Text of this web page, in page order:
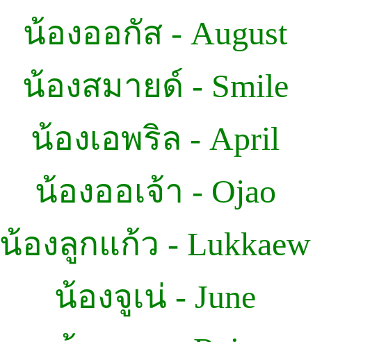
น้องออกัส - August
น้องสมายด์ - Smile
น้องเอพริล - April
น้องออเจ้า - Ojao
น้องลูกแก้ว - Lukkaew
น้องจูเน่ - June